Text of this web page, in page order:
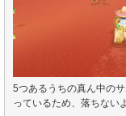
5つあるうちの真ん中の
っているため、落ちない